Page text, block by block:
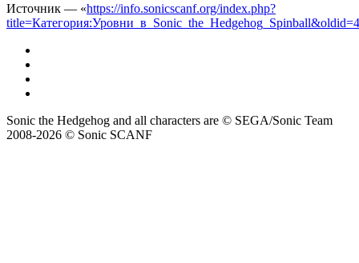
Источник — «https://info.sonicscanf.org/index.php?
Sonic the Hedgehog and all characters are © SEGA/Sonic Team
2008-2026 © Sonic SCANF